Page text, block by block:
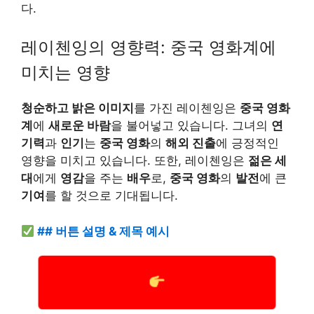
다.
레이첸잉의 영향력: 중국 영화계에
미치는 영향
청순하고 밝은 이미지 를 가진 레이첸잉은 중국 영화
계 에 새로운 바람을 불어넣고 있습니다. 그녀의 연
기력과 인기 는 중국 영화의 해외 진출에 긍정적인
영향을 미치고 있습니다. 또한, 레이첸잉은 젊은 세
대 에게 영감을 주는 배우로, 중국 영화의 발전에 큰
기여 를 할 것으로 기대됩니다.
## 버튼 설명 & 제목 예시